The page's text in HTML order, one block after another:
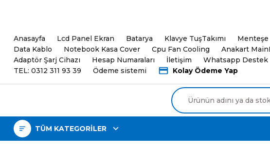
Anasayfa Lcd Panel Ekran Batarya Klavye TuşTakımı
Menteşe
Data Kablo
Notebook Kasa Cover Cpu Fan Cooling
Anakart
Adaptör Şarj Cihazı
Hesap Numaraları İletişim
Whatsapp Destek
TEL: 0312 311 93 39
Ödeme sistemi Kolay Ödeme Yap
TÜM KATEGORİLER